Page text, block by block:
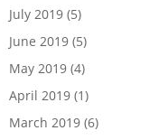
July 2019 (5)
June 2019 (5)
May 2019 (4)
April 2019 (1)
March 2019 (6)